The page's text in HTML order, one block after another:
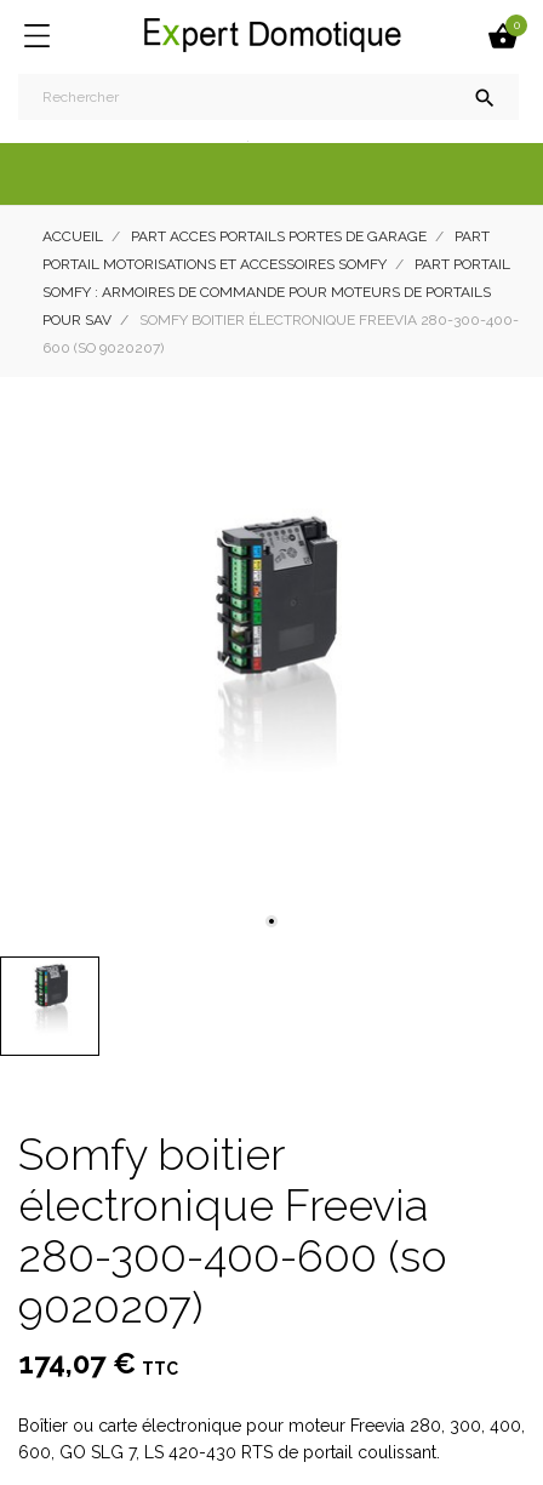
0

ACCUEIL PART ACCES PORTAILS PORTES DE GARAGE
PART
PORTAIL MOTORISATIONS ET ACCESSOIRES SOMFY
PART PORTAIL
SOMFY : ARMOIRES DE COMMANDE POUR MOTEURS DE PORTAILS
POUR SAV
SOMFY BOITIER ÉLECTRONIQUE FREEVIA 280-300-400-
600 (SO 9020207)
Somfy boitier
électronique Freevia
280-300-400-600 (so
9020207)
174,07 € TTC
Boîtier ou carte électronique pour moteur Freevia 280, 300, 400,
600, GO SLG 7, LS 420-430 RTS de portail coulissant.